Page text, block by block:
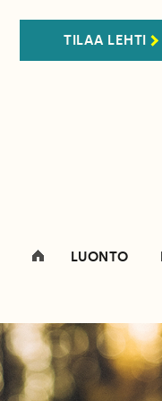
TILAA LEHTI
LUONTO